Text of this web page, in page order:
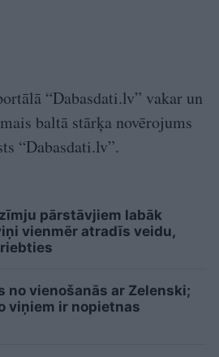
“Dabasdati.lv” vakar un
baltā stārķa novērojums
“Dabasdati.lv”.
pārstāvjiem labāk
vienmēr atradīs veidu,
no vienošanās ar Zelenski;
viņiem ir nopietnas